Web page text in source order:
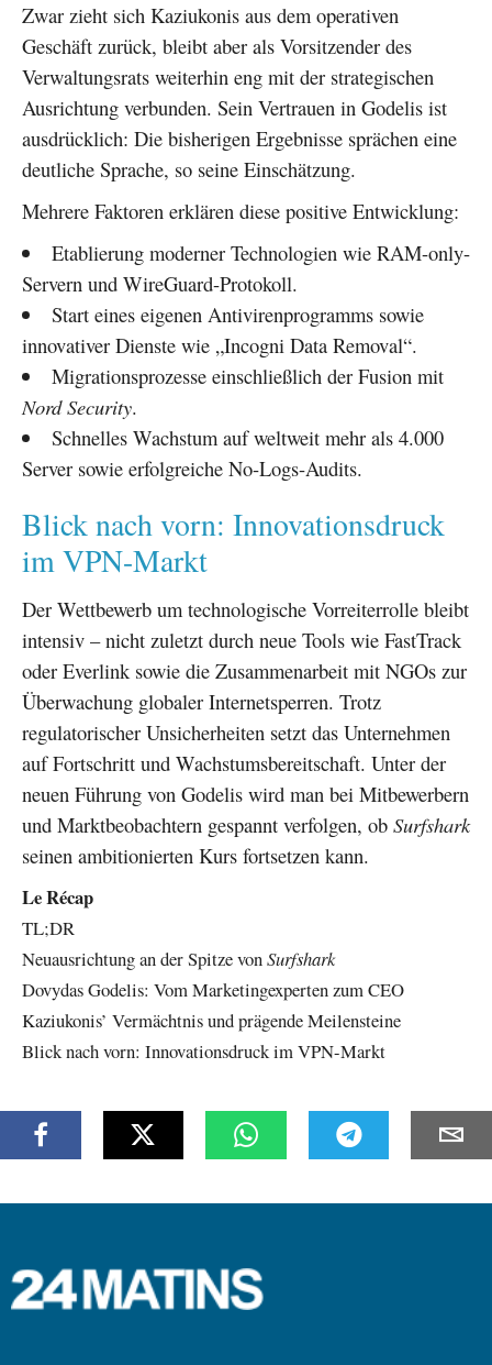
Zwar zieht sich Kaziukonis aus dem operativen
Geschäft zurück, bleibt aber als Vorsitzender des
Verwaltungsrats weiterhin eng mit der strategischen
Ausrichtung verbunden. Sein Vertrauen in Godelis ist
ausdrücklich: Die bisherigen Ergebnisse sprächen eine
deutliche Sprache, so seine Einschätzung.
Mehrere Faktoren erklären diese positive Entwicklung:
Etablierung moderner Technologien wie RAM-only-
Servern und WireGuard-Protokoll.
Start eines eigenen Antivirenprogramms sowie
innovativer Dienste wie „Incogni Data Removal“.
Migrationsprozesse einschließlich der Fusion mit
Nord Security.
Schnelles Wachstum auf weltweit mehr als 4.000
Server sowie erfolgreiche No-Logs-Audits.
Blick nach vorn: Innovationsdruck
im VPN-Markt
Der Wettbewerb um technologische Vorreiterrolle bleibt
intensiv – nicht zuletzt durch neue Tools wie FastTrack
oder Everlink sowie die Zusammenarbeit mit NGOs zur
Überwachung globaler Internetsperren. Trotz
regulatorischer Unsicherheiten setzt das Unternehmen
auf Fortschritt und Wachstumsbereitschaft. Unter der
neuen Führung von Godelis wird man bei Mitbewerbern
und Marktbeobachtern gespannt verfolgen, ob Surfshark
seinen ambitionierten Kurs fortsetzen kann.
Le Récap
TL;DR
Neuausrichtung an der Spitze vonSurfshark
Dovydas Godelis: Vom Marketingexperten zum CEO
Kaziukonis’ Vermächtnis und prägende Meilensteine
Blick nach vorn: Innovationsdruck im VPN-Markt